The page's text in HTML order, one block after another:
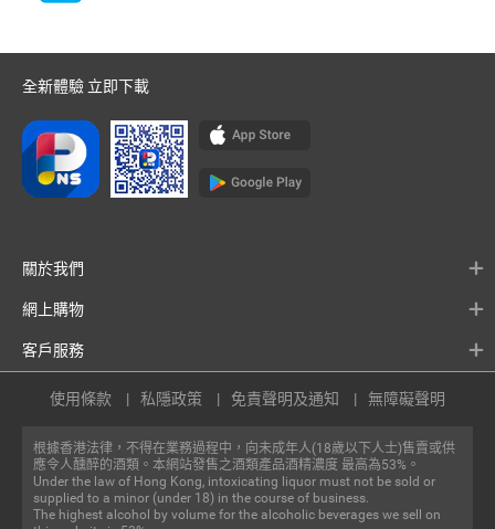
全新體驗 立即下載
關於我們
網上購物
客戶服務
根據香港法律，不得在業務過程中，向未成年人(18歲以下人士)售賣或供
應令人醺醉的酒類。本網站發售之酒類產品酒精濃度 最高為53%。
Under the law of Hong Kong, intoxicating liquor must not be sold or
supplied to a minor (under 18) in the course of business.
The highest alcohol by volume for the alcoholic beverages we sell on
使用條款 私隱政策 免責聲明及通知 無障礙聲明